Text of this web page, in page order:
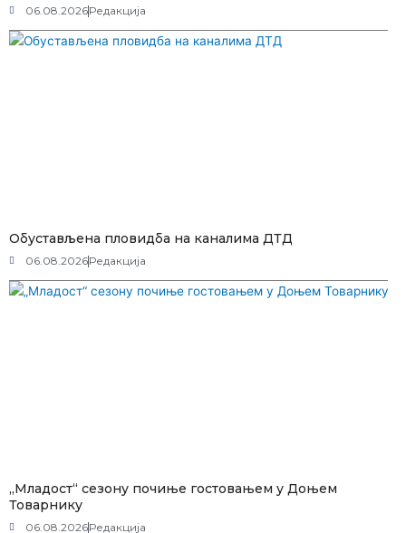
06.08.2026Редакција
Обустављена пловидба на каналима ДТД
06.08.2026Редакција
„Младост“ сезону почиње гостовањем у Доњем
Товарнику
06.08.2026Редакција